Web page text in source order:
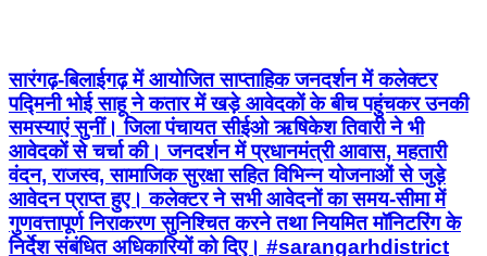
आवेदन प्राप्त हुए। कलेक्टर ने सभी आवेदनों का समय-सीमा में
गुणवत्तापूर्ण निराकरण सुनिश्चित करने तथा नियमित मॉनिटरिंग के
निर्देश संबंधित अधिकारियों को दिए। #sarangarhdistrict
#chhattisgarh #GoodGovernance
@chhattisgarhcmo @dpr.chhattisgarh
Sarangarh Bilaigarh, Chhattisgarh | Aug 4, 2026